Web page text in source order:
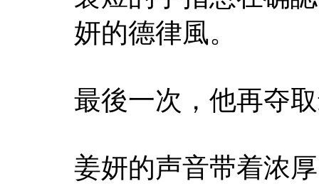
妍的德律風。
最後一次，他再夺
姜妍的声音带着浓